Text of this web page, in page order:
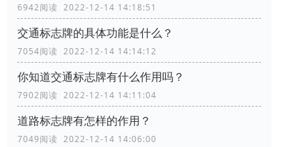
6942阅读 2022-12-14 14:18:51
交通标志牌的具体功能是什么？
7054阅读 2022-12-14 14:14:12
你知道交通标志牌有什么作用吗？
7902阅读 2022-12-14 14:11:04
道路标志牌有怎样的作用？
7049阅读 2022-12-14 14:06:00